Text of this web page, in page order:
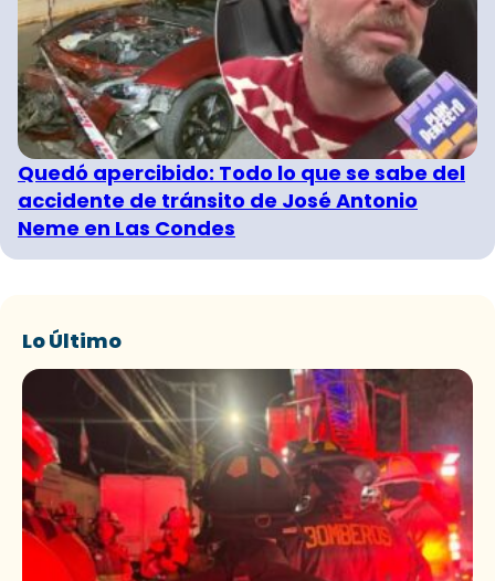
Quedó apercibido: Todo lo que se sabe del
accidente de tránsito de José Antonio
Neme en Las Condes
Lo Último